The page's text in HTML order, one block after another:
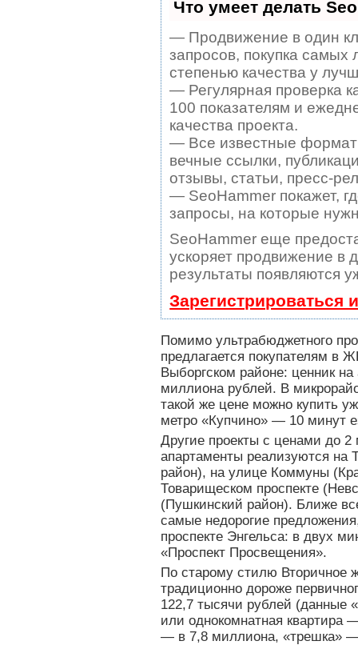
Что умеет делать
— Продвижение в один
запросов, покупка
степенью качества у
— Регулярная проверка
100 показателям и
качества проекта.
— Все известные
вечные ссылки,
отзывы, статьи, пресс-
— SeoHammer покажет,
запросы, на которые
SeoHammer еще
ускоряет продвижение в
результаты появляются
Зарегистрироваться
Помимо ультрабюджетного
предлагается покупателям в
Выборгском районе: ценник
миллиона рублей. В
такой же цене можно купить
метро «Купчино» — 10 минут
Другие проекты с ценами до
апартаменты реализуются на
район), на улице Коммуны
Товарищеском проспекте
(Пушкинский район). Ближе
самые недорогие
проспекте Энгельса: в двух
«Проспект Просвещения».
По старому стилю Вторичное
традиционно дороже
122,7 тысячи рублей (данные
или однокомнатная квартира
— в 7,8 миллиона, «трешка»